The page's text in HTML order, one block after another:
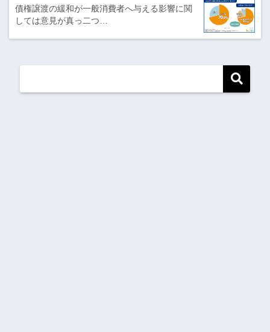
債権譲渡の緩和が一般消費者へ与える影響に関
しては意見が真っ二つ…